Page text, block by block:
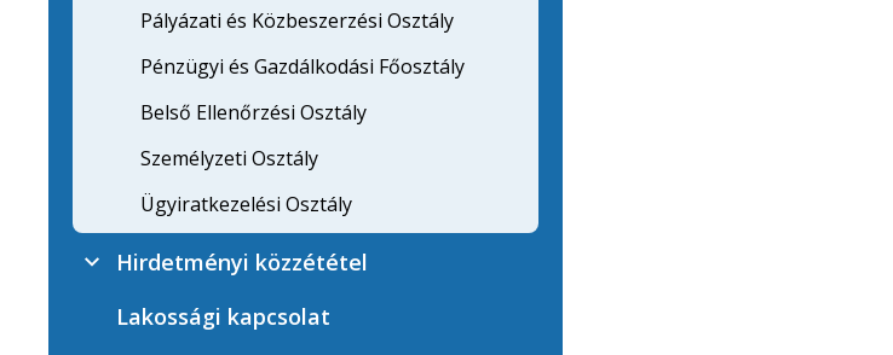
Pályázati és Közbeszerzési Osztály
Pénzügyi és Gazdálkodási Főosztály
Belső Ellenőrzési Osztály
Személyzeti Osztály
Ügyiratkezelési Osztály
Hirdetményi közzététel
Lakossági kapcsolat